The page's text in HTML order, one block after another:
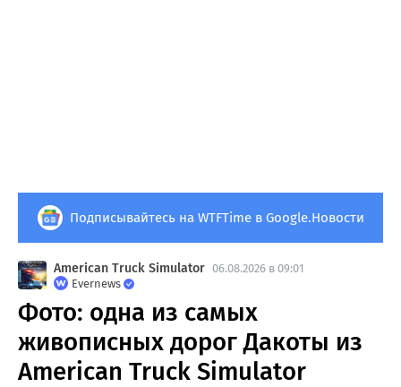
Подписывайтесь на WTFTime в Google.Новости
American Truck Simulator 06.08.2026 в 09:01
Evernews
Фото: одна из самых
живописных дорог Дакоты из
American Truck Simulator